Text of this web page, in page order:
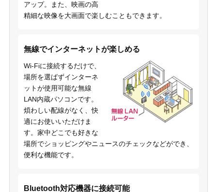
アップ。また、映画の高
精細な映像を大画面で楽しむこともできます。
無線でインターネットが楽しめる
Wi-Fiに接続するだけで、
場所を選ばずインターネ
ットが使用可能な無線
LAN内蔵パソコンです。
煩わしい配線がなく、快
適にお使いいただけま
す。家中どこでも好きな
場所でショッピングやニュースのチェックなどができ、
便利な機能です。
Bluetooth対応機器に接続可能